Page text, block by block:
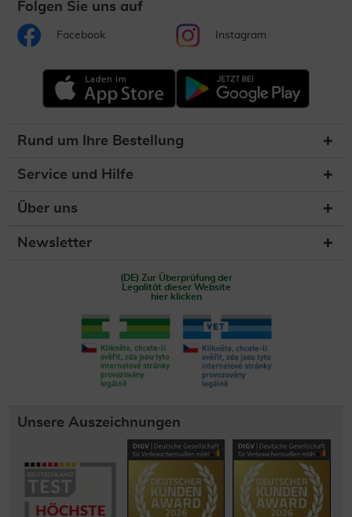
Folgen Sie uns auf
Facebook Instagram
Rund um Ihre Bestellung
Service und Hilfe
Über uns
Newsletter
(DE) Zur Überprüfung der
Legalität dieser Website
hier klicken
Unsere Auszeichnungen